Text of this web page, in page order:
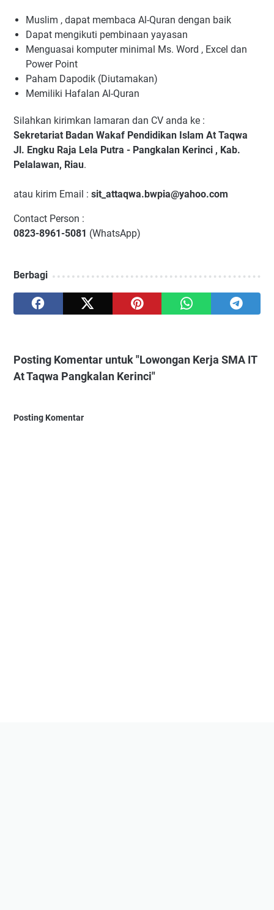
Muslim , dapat membaca Al-Quran dengan baik
Dapat mengikuti pembinaan yayasan
Menguasai komputer minimal Ms. Word , Excel dan
Power Point
Paham Dapodik (Diutamakan)
Memiliki Hafalan Al-Quran
Silahkan kirimkan lamaran dan CV anda ke :
Sekretariat Badan Wakaf Pendidikan Islam At Taqwa
Jl. Engku Raja Lela Putra - Pangkalan Kerinci , Kab.
Pelalawan, Riau.
atau kirim Email : sit_attaqwa.bwpia@yahoo.com
Contact Person :
0823-8961-5081 (WhatsApp)
Berbagi
Posting Komentar untuk "Lowongan Kerja SMA IT
At Taqwa Pangkalan Kerinci"
Posting Komentar